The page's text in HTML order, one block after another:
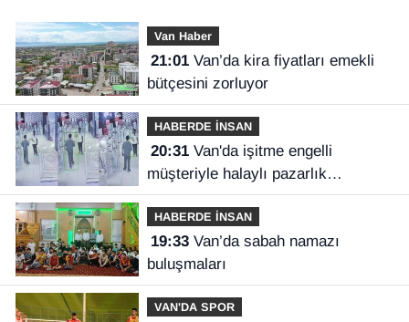
Van Haber
21:01Van’da kira fiyatları emekli
bütçesini zorluyor
HABERDE İNSAN
20:31Van'da işitme engelli
müşteriyle halaylı pazarlık
gülümsetti
HABERDE İNSAN
19:33Van’da sabah namazı
buluşmaları
VAN'DA SPOR